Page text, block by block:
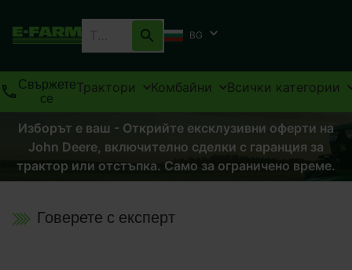
BG
Свържете
се
Трактори Комбайни Всички категории
Изборът е ваш - Открийте ексклузивни оферти на
John Deere, включително сделки с гаранция за
трактор или отстъпка. Само за ограничено време.
Говерете с експерт